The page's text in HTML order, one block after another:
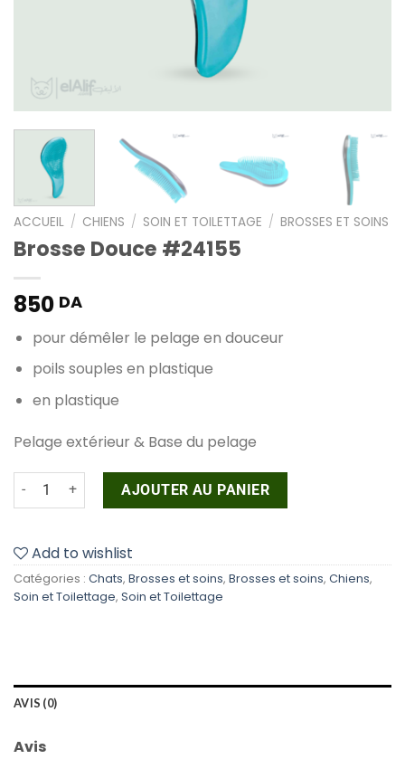
ACCUEIL / CHIENS / SOIN ET TOILETTAGE / BROSSES ET SOINS
Brosse Douce #24155
850 DA
pour démêler le pelage en douceur
poils souples en plastique
en plastique
Pelage extérieur & Base du pelage
quantité de Brosse Douce #24155
AJOUTER AU PANIER
Add to wishlist
Catégories : Chats, Brosses et soins, Brosses et soins, Chiens,
Soin et Toilettage, Soin et Toilettage
AVIS (0)
Avis